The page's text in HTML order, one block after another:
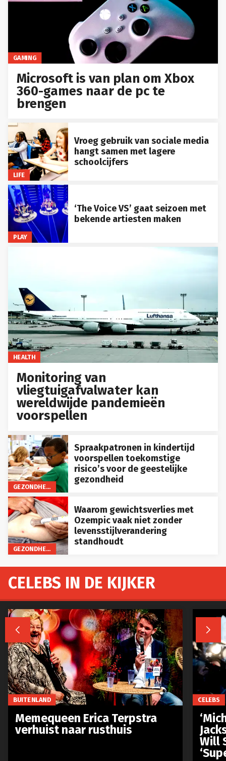
GAMING
Microsoft is van plan om Xbox
360-games naar de pc te
brengen
LIFE
Vroeg gebruik van sociale media
hangt samen met lagere
schoolcijfers
PLAY
‘The Voice VS’ gaat seizoen met
bekende artiesten maken
HEALTH
Monitoring van
vliegtuigafvalwater kan
wereldwijde pandemieën
voorspellen
GEZONDHEID
Spraakpatronen in kindertijd
voorspellen toekomstige
risico’s voor de geestelijke
gezondheid
GEZONDHEID
Waarom gewichtsverlies met
Ozempic vaak niet zonder
levensstijlverandering
standhoudt
CELEBS IN DE KIJKER
 
BUITENLAND
Memequeen Erica Terpstra
verhuist naar rusthuis
CELEBS
Will